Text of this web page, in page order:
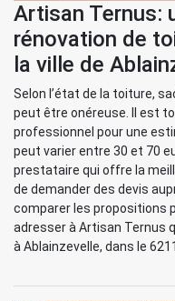
Artisan Ternus:
rénovation de
la ville de
Selon l’état de la toiture,
peut être onéreuse. Il est
professionnel pour une
peut varier entre 30 et 70
prestataire qui offre la
de demander des devis
comparer les propositions
adresser à Artisan Ternus
à Ablainzevelle, dans le